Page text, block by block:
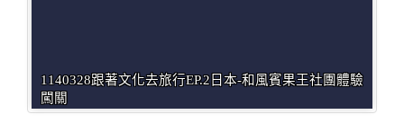
1140328跟著文化去旅行EP.2日本-和風賓果王社團體驗
闖關